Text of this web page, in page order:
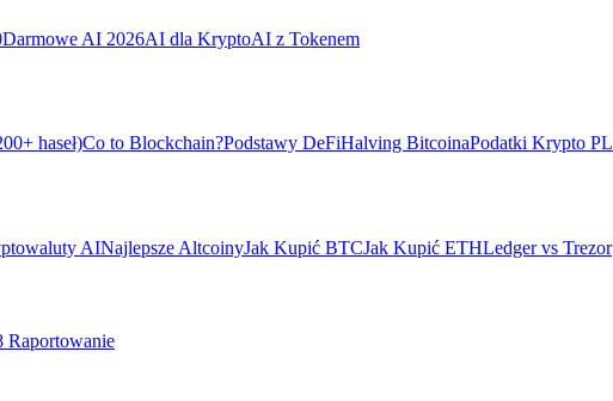
Darmowe AI 2026AI dla KryptoAI z Tokenem
haseł)Co to Blockchain?Podstawy DeFiHalving BitcoinaPodatki Krypto PL
AINajlepsze AltcoinyJak Kupić BTCJak Kupić ETHLedger vs Trezor
Raportowanie